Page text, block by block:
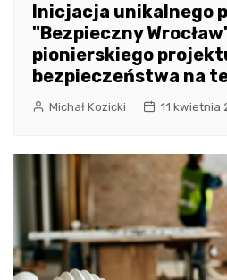
Inicjacja unikalnego
"Bezpieczny
pionierskiego
bezpieczeństwa na
Michał Kozicki 11 kwietnia